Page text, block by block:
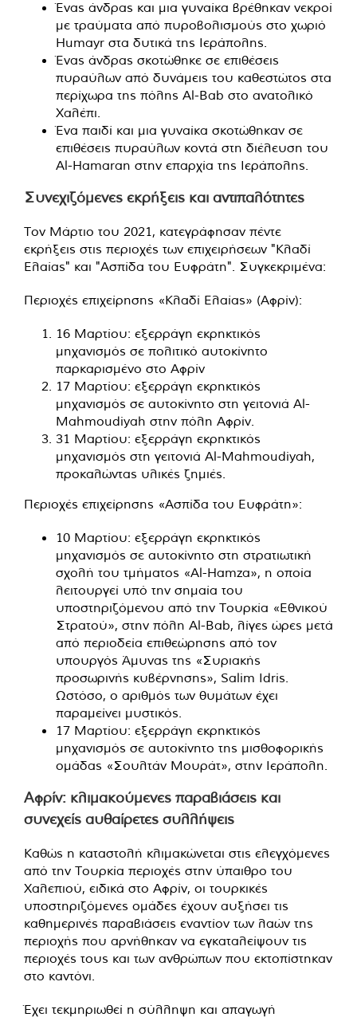
Ένας άνδρας και μια γυναίκα βρέθηκαν νεκροί
με τραύματα από πυροβολισμούς στο χωριό
Humayr στα δυτικά της Ιεράπολης.
Ένας άνδρας σκοτώθηκε σε επιθέσεις
πυραύλων από δυνάμεις του καθεστώτος στα
περίχωρα της πόλης Al-Bab στο ανατολικό
Χαλέπι.
Ένα παιδί και μια γυναίκα σκοτώθηκαν σε
επιθέσεις πυραύλων κοντά στη διέλευση του
Al-Hamaran στην επαρχία της Ιεράπολης.
Συνεχιζόμενες εκρήξεις και αντιπαλότητες
Τον Μάρτιο του 2021, κατεγράφησαν πέντε
εκρήξεις στις περιοχές των επιχειρήσεων "Κλαδί
Ελαίας" και "Ασπίδα του Ευφράτη". Συγκεκριμένα:
Περιοχές επιχείρησης «Κλαδί Ελαίας» (Αφρίν):
16 Μαρτίου: εξερράγη εκρηκτικός
μηχανισμός σε πολιτικό αυτοκίνητο
παρκαρισμένο στο Αφρίν
17 Μαρτίου: εξερράγη εκρηκτικός
μηχανισμός σε αυτοκίνητο στη γειτονιά Al-
Mahmoudiyah στην πόλη Αφρίν.
31 Μαρτίου: εξερράγη εκρηκτικός
μηχανισμός στη γειτονιά Al-Mahmoudiyah,
προκαλώντας υλικές ζημιές.
Περιοχές επιχείρησης «Ασπίδα του Ευφράτη»:
10 Μαρτίου: εξερράγη εκρηκτικός
μηχανισμός σε αυτοκίνητο στη στρατιωτική
σχολή του τμήματος «Al-Hamza», η οποία
λειτουργεί υπό την σημαία του
υποστηριζόμενου από την Τουρκία «Εθνικού
Στρατού», στην πόλη Al-Bab, λίγες ώρες μετά
από περιοδεία επιθεώρησης από τον
υπουργός Άμυνας της «Συριακής
προσωρινής κυβέρνησης», Salim Idris.
Ωστόσο, ο αριθμός των θυμάτων έχει
παραμείνει μυστικός.
17 Μαρτίου: εξερράγη εκρηκτικός
μηχανισμός σε αυτοκίνητο της μισθοφορικής
ομάδας «Σουλτάν Μουράτ», στην Ιεράπολη.
Αφρίν: κλιμακούμενες παραβιάσεις και
συνεχείς αυθαίρετες συλλήψεις
Καθώς η καταστολή κλιμακώνεται στις ελεγχόμενες
από την Τουρκία περιοχές στην ύπαιθρο του
Χαλεπιού, ειδικά στο Αφρίν, οι τουρκικές
υποστηριζόμενες ομάδες έχουν αυξήσει τις
καθημερινές παραβιάσεις εναντίον των λαών της
περιοχής που αρνήθηκαν να εγκαταλείψουν τις
περιοχές τους και των ανθρώπων που εκτοπίστηκαν
στο καντόνι.
Έχει τεκμηριωθεί η σύλληψη και απαγωγή